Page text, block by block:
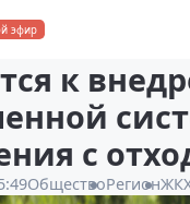
эфир
к
с
ОбществоРегион